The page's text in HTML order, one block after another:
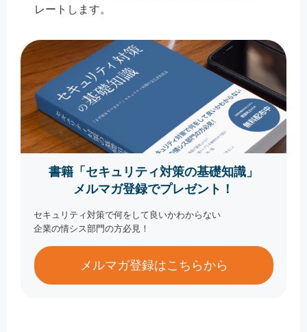
レートします。
書籍「セキュリティ対策の基礎知識」
メルマガ登録でプレゼント！
セキュリティ対策で何をして良いかわからない
企業の情シス部門の方必見！
メルマガ登録はこちらから